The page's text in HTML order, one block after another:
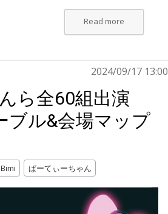
Read more
2024/09/17 13:00
ら全60組出演
ブル&会場マップ
Bimi ぱーてぃーちゃん